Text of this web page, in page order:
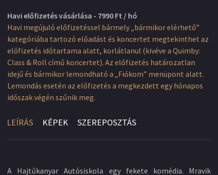
Havi előfizetés vásárlása - 7990 Ft / hó
Havi megújuló előfizetéssel bármely „bármikor elérhető”
kategóriába tartozó előadást és koncertet megtekinthet az
előfizetés időtartama alatt, korlátlanul (kivéve a Quimby:
Class & Roll című koncertet). Az előfizetés határozatlan
idejű és bármikor lemondható a „Fiókom” menüpont alatt.
Lemondás esetén az előfizetés a megkezdett egy hónapos
időszak végén szűnik meg.
LEÍRÁS KÉPEK SZEREPOSZTÁS
A Hajtűkanyar Autósiskola egy fekete komédia. Mravik